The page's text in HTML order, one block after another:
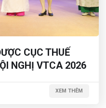
CỤC THUẾ
NGHỊ VTCA 2026
XEM THÊM